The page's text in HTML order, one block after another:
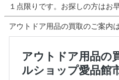
１点限りです。お探しの方はお
アウトドア用品の買取のご案内